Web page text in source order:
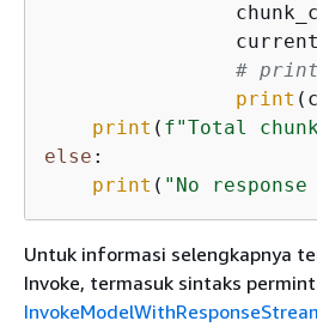
#
print
print ( f"Total
else :
print ( "No
Untuk informasi selengkapnya
Invoke, termasuk sintaks